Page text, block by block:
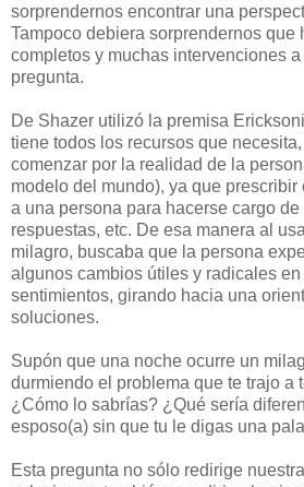
sorprendernos encontrar una
Tampoco debiera sorprendernos que
completos y muchas intervenciones a
pregunta.
De Shazer utilizó la premisa
tiene todos los recursos que
comenzar por la realidad de la
modelo del mundo), ya que
a una persona para hacerse cargo
respuestas, etc. De esa manera al
milagro, buscaba que la persona
algunos cambios útiles y radicales
sentimientos, girando hacia una
soluciones.
Supón que una noche ocurre un
durmiendo el problema que te trajo a
¿Cómo lo sabrías? ¿Qué sería
esposo(a) sin que tu le digas una
Esta pregunta no sólo redirige